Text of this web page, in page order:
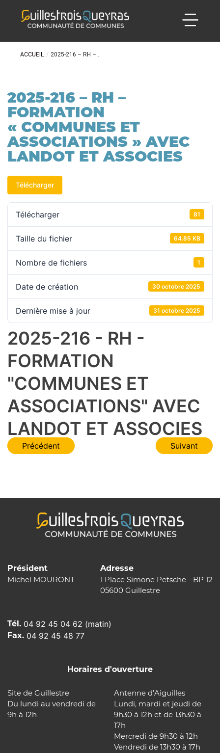
ACCUEIL / 2025-216 – RH –...
2025-216 – RH –
FORMATION
« COMMUNES ET
ASSOCIATIONS » AVEC
LANDOT ET ASSOCIES
Télécharger
Télécharger 81
Taille du fichier 64.85 KB
Nombre de fichiers 1
Date de création 30 octobre 2025
Dernière mise à jour 31 octobre 2025
2025-216 - RH -
FORMATION
"COMMUNES ET
ASSOCIATIONS" AVEC
LANDOT ET ASSOCIES
Navigation
Précédent Suivant
Président
Michel MOURONT
Adresse
1 Place Simone Petsche - BP 12
05600 Guillestre
Tél. 04 92 45 04 62 (matin)
Fax. 04 92 45 48 77
Horaires d'ouverture
Site de Guillestre
Du lundi au vendredi de
9h à 12h
Antenne d’Aiguilles
Lundi, mardi et jeudi de
9h30 à 12h et de 13h30 à
17h
Mercredi de 9h30 à 12h
Vendredi de 13h30 à 17h